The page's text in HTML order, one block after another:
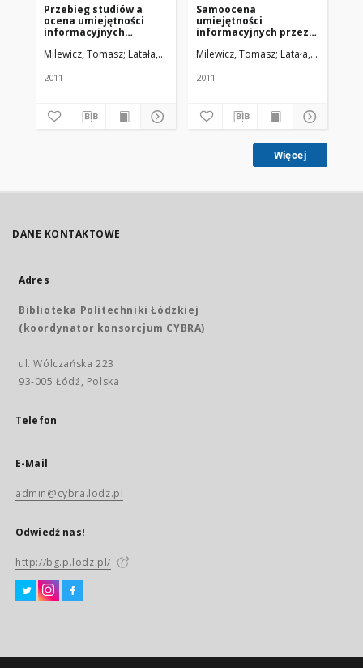
Przebieg studiów a
ocena umiejętności
informacyjnych
Wydziału Lekarskiego
pilotażowe badanie
Milewicz, Tomasz; Latała, Barbara; Lipińska, Iga; Sacha, Tomasz;
2011
Samoocena
umiejętności
informacyjnych przez
Lekarskiego UJ CM w
ukończenia szkoły
rozpoczęciem studiów
Milewicz, Tomasz; Latała, Barbara;
2011
Więcej
DANE KONTAKTOWE
Adres
Biblioteka Politechniki Łódzkiej
(koordynator konsorcjum CYBRA)
ul. Wólczańska 223
93-005 Łódź, Polska
Telefon
E-Mail
admin@cybra.lodz.pl
Odwiedź nas!
http://bg.p.lodz.pl/